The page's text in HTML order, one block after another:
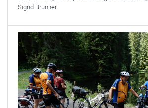
Sigrid Brunner